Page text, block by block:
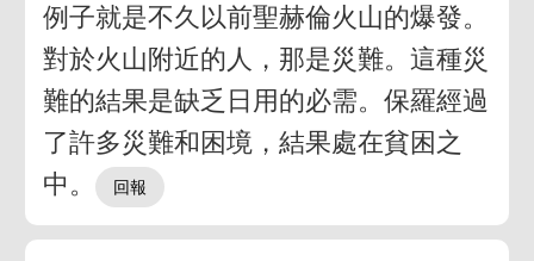
例子就是不久以前聖赫倫火山的爆發。
對於火山附近的人，那是災難。這種災
難的結果是缺乏日用的必需。保羅經過
了許多災難和困境，結果處在貧困之
中。